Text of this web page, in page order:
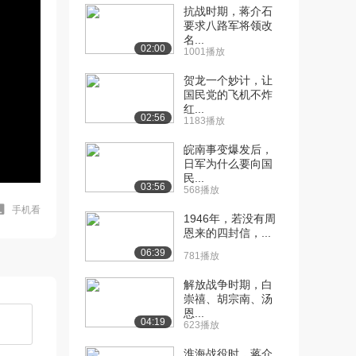
手机看
02:00
抗战时期，蒋介石
要求八路军将领改
名...
1001播放
02:56
贺龙一个妙计，让
国民党的飞机不炸
红...
1183播放
03:56
皖南事变爆发后，
日军为什么要向国
民...
568播放
06:39
1946年，若没有周
恩来的四封信，...
781播放
04:19
解放战争时期，白
崇禧、胡宗南、汤
恩...
623播放